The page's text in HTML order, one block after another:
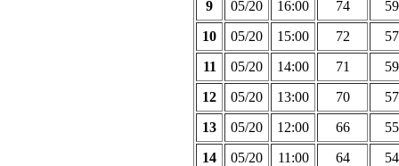
9
05/20 16:00 74
59
10
05/20 15:00 72
57
11
05/20 14:00 71
59
12
05/20 13:00 70
57
13
05/20 12:00 66
55
14
05/20 11:00 64
54